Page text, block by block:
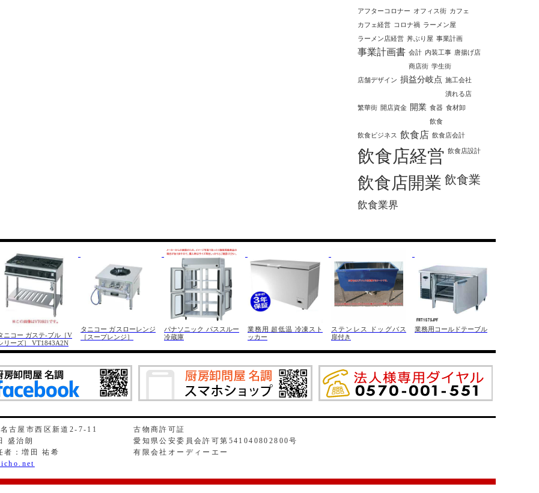
アフターコロナー オフィス街 カフェ
カフェ経営 コロナ禍 ラーメン屋
ラーメン店経営 丼ぶり屋 事業計画
事業計画書 会計 内装工事 唐揚げ店
商店街 学生街
店舗デザイン 損益分岐点 施工会社
潰れる店
繁華街 開店資金 開業 食器 食材卸
飲食
飲食ビジネス 飲食店 飲食店会計
飲食店経営 飲食店設計
飲食店開業 飲食業
飲食業界
ニコー ガステ-ブル［V
リーズ］ VT1843A2N
タニコー ガスローレンジ
［スープレンジ］
パナソニック パススルー
冷蔵庫
業務用 超低温 冷凍スト
ッカー
ステンレス ドッグバス
扉付き
業務用コールドテーブル
古屋市西区新道2-7-11
盛治朗
者：増田 祐希
古物商許可証
愛知県公安委員会許可第541040802800号
有限会社オーディーエー